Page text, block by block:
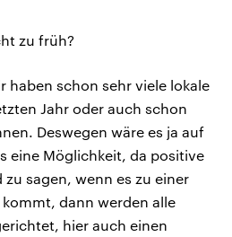
zu früh?
haben schon sehr viele lokale
Jahr oder auch schon
Deswegen wäre es ja auf
eine Möglichkeit, da positive
sagen, wenn es zu einer
dann werden alle
hier auch einen